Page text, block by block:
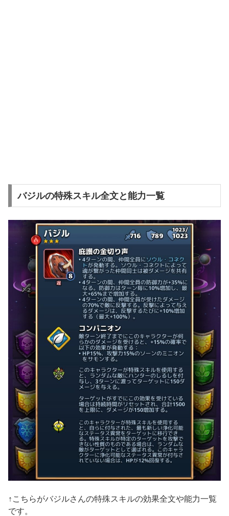
バジルの特殊スキル全文と能力一覧
↑こちらがバジルさんの特殊スキルの効果全文や能力一覧
です。